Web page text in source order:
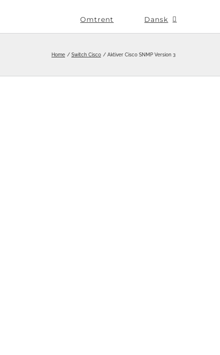
Omtrent Dansk
Home Switch Cisco Aktiver Cisco SNMP Version 3